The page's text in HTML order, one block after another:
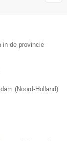
in de provincie
(Noord-Holland)